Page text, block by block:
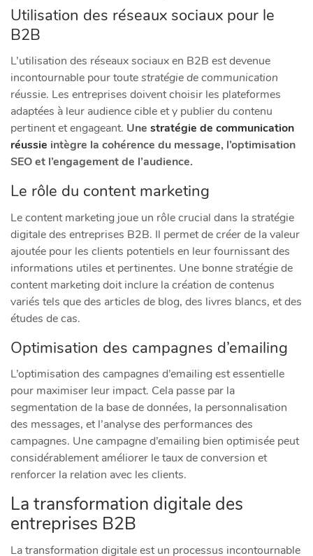
Utilisation des réseaux sociaux pour le
B2B
L’utilisation des réseaux sociaux en B2B est devenue
incontournable pour toutestratégie de communication
réussie. Les entreprises doivent choisir les plateformes
adaptées à leur audience cible et y publier du contenu
pertinent et engageant. Une stratégie de communication
réussie intègre la cohérence du message, l’optimisation
SEO et l’engagement de l’audience.
Le rôle du content marketing
Le content marketing joue un rôle crucial dans la stratégie
digitale des entreprises B2B. Il permet de créer de la valeur
ajoutée pour les clients potentiels en leur fournissant des
informations utiles et pertinentes. Une bonne stratégie de
content marketing doit inclure la création de contenus
variés tels que des articles de blog, des livres blancs, et des
études de cas.
Optimisation des campagnes d’emailing
L’optimisation des campagnes d’emailing est essentielle
pour maximiser leur impact. Cela passe par la
segmentation de la base de données, la personnalisation
des messages, et l’analyse des performances des
campagnes. Une campagne d’emailing bien optimisée peut
considérablement améliorer le taux de conversion et
renforcer la relation avec les clients.
La transformation digitale des
entreprises B2B
La transformation digitale est un processus incontournable